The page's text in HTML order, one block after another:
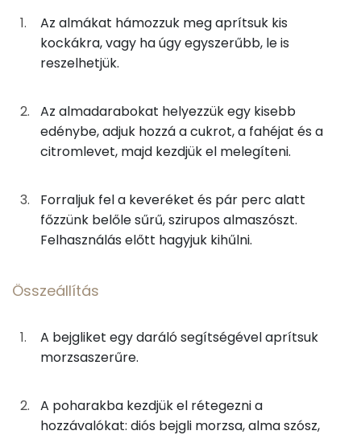
10gbarna cukor
38 kcal
5gcitromlé 1 kcal
63gbejgli
210 kcal
63gbejgli
Összesen
Vas
TOP vitaminok
C vitamin:
Niacin - B3 vitamin:
A vitamin (RAE):
Fehérje
Összesen 10.9 g
Összesen 37.4 g
Az almákat hámozzuk meg aprítsuk kis
kockákra, vagy ha úgy egyszerűbb, le is
reszelhetjük.
Az almadarabokat helyezzük egy kisebb
edénybe, adjuk hozzá a cukrot, a fahéjat és a
citromlevet, majd kezdjük el melegíteni.
Forraljuk fel a keveréket és pár perc alatt
főzzünk belőle sűrű, szirupos almaszószt.
Felhasználás előtt hagyjuk kihűlni.
Összeállítás
A bejgliket egy daráló segítségével aprítsuk
morzsaszerűre.
A poharakba kezdjük el rétegezni a
hozzávalókat: diós bejgli morzsa, alma szósz,